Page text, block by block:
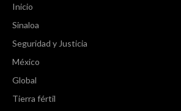
Inicio
Sinaloa
Seguridad y Justicia
México
Global
Tierra fértil